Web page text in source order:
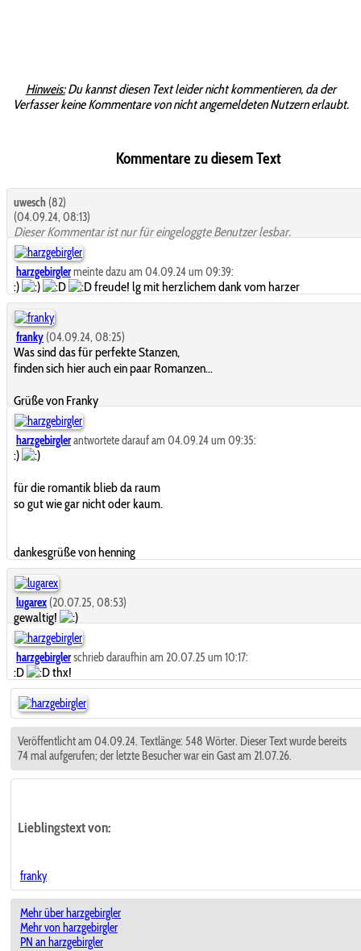
Hinweis:Du kannst diesen Text leider nicht kommentieren, da der
Verfasser keine Kommentare von nicht angemeldeten Nutzern erlaubt.
Kommentare zu diesem Text
uwesch (82)
(04.09.24, 08:13)
Dieser Kommentar ist nur für eingeloggte Benutzer lesbar.
harzgebirglermeinte dazu am 04.09.24 um 09:39:
:) freude! lg mit herzlichem dank vom harzer
franky (04.09.24, 08:25)
Was sind das für perfekte Stanzen,
finden sich hier auch ein paar Romanzen...
Grüße von Franky
harzgebirglerantwortete darauf am 04.09.24 um 09:35:
:)
für die romantik blieb da raum
so gut wie gar nicht oder kaum.
dankesgrüße von henning
lugarex (20.07.25, 08:53)
gewaltig!
harzgebirglerschrieb daraufhin am 20.07.25 um 10:17:
:D thx!
Veröffentlicht am 04.09.24. Textlänge: 548 Wörter. Dieser Text wurde bereits
74 mal aufgerufen; der letzte Besucher war ein Gast am 21.07.26.
Lieblingstextvon:
franky
Mehr über harzgebirgler
Mehr von harzgebirgler
PN an harzgebirgler